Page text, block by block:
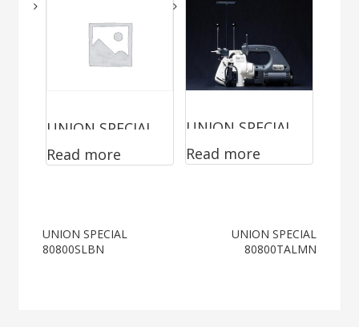
UNION SPECIAL
1400LOE
Read more
UNION SPECIAL
2200A
Read more
Post
UNION SPECIAL
80800SLBN
UNION SPECIAL
80800TALMN